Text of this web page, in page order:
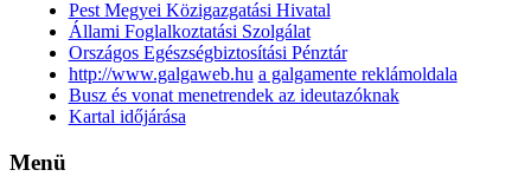
Pest Megyei Közigazgatási Hivatal
Állami Foglalkoztatási Szolgálat
Országos Egészségbiztosítási Pénztár
http://www.galgaweb.hu a galgamente reklámoldala
Busz és vonat menetrendek az ideutazóknak
Kartal időjárása
Menü